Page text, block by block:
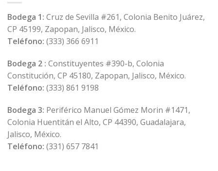
Bodega 1: Cruz de Sevilla #261, Colonia Benito Juárez,
CP 45199, Zapopan, Jalisco, México.
Teléfono: (333) 366 6911
Bodega 2 : Constituyentes #390-b, Colonia
Constitución, CP 45180, Zapopan, Jalisco, México.
Teléfono: (333) 861 9198
Bodega 3: Periférico Manuel Gómez Morin #1471,
Colonia Huentitán el Alto, CP 44390, Guadalajara,
Jalisco, México.
Teléfono: (331) 657 7841